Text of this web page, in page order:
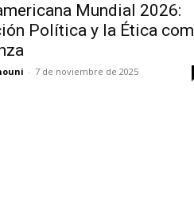
Mundial 2026:
Política y la Ética
- 7 de noviembre de 2025